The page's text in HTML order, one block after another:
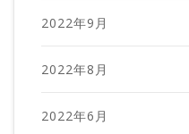
2022年9月
2022年8月
2022年6月